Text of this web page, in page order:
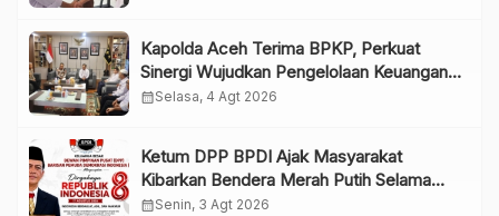
Kapolda Aceh Terima BPKP, Perkuat
Sinergi Wujudkan Pengelolaan Keuangan
yang Transparan dan Akuntabel
calendar_monthSelasa, 4 Agt 2026
Ketum DPP BPDI Ajak Masyarakat
Kibarkan Bendera Merah Putih Selama
Agustus, Wujudkan Semangat Indonesia
calendar_monthSenin, 3 Agt 2026